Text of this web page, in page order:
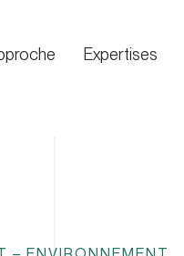
Expertises